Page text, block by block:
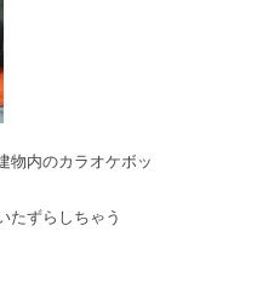
物内のカラオケボッ
たずらしちゃう